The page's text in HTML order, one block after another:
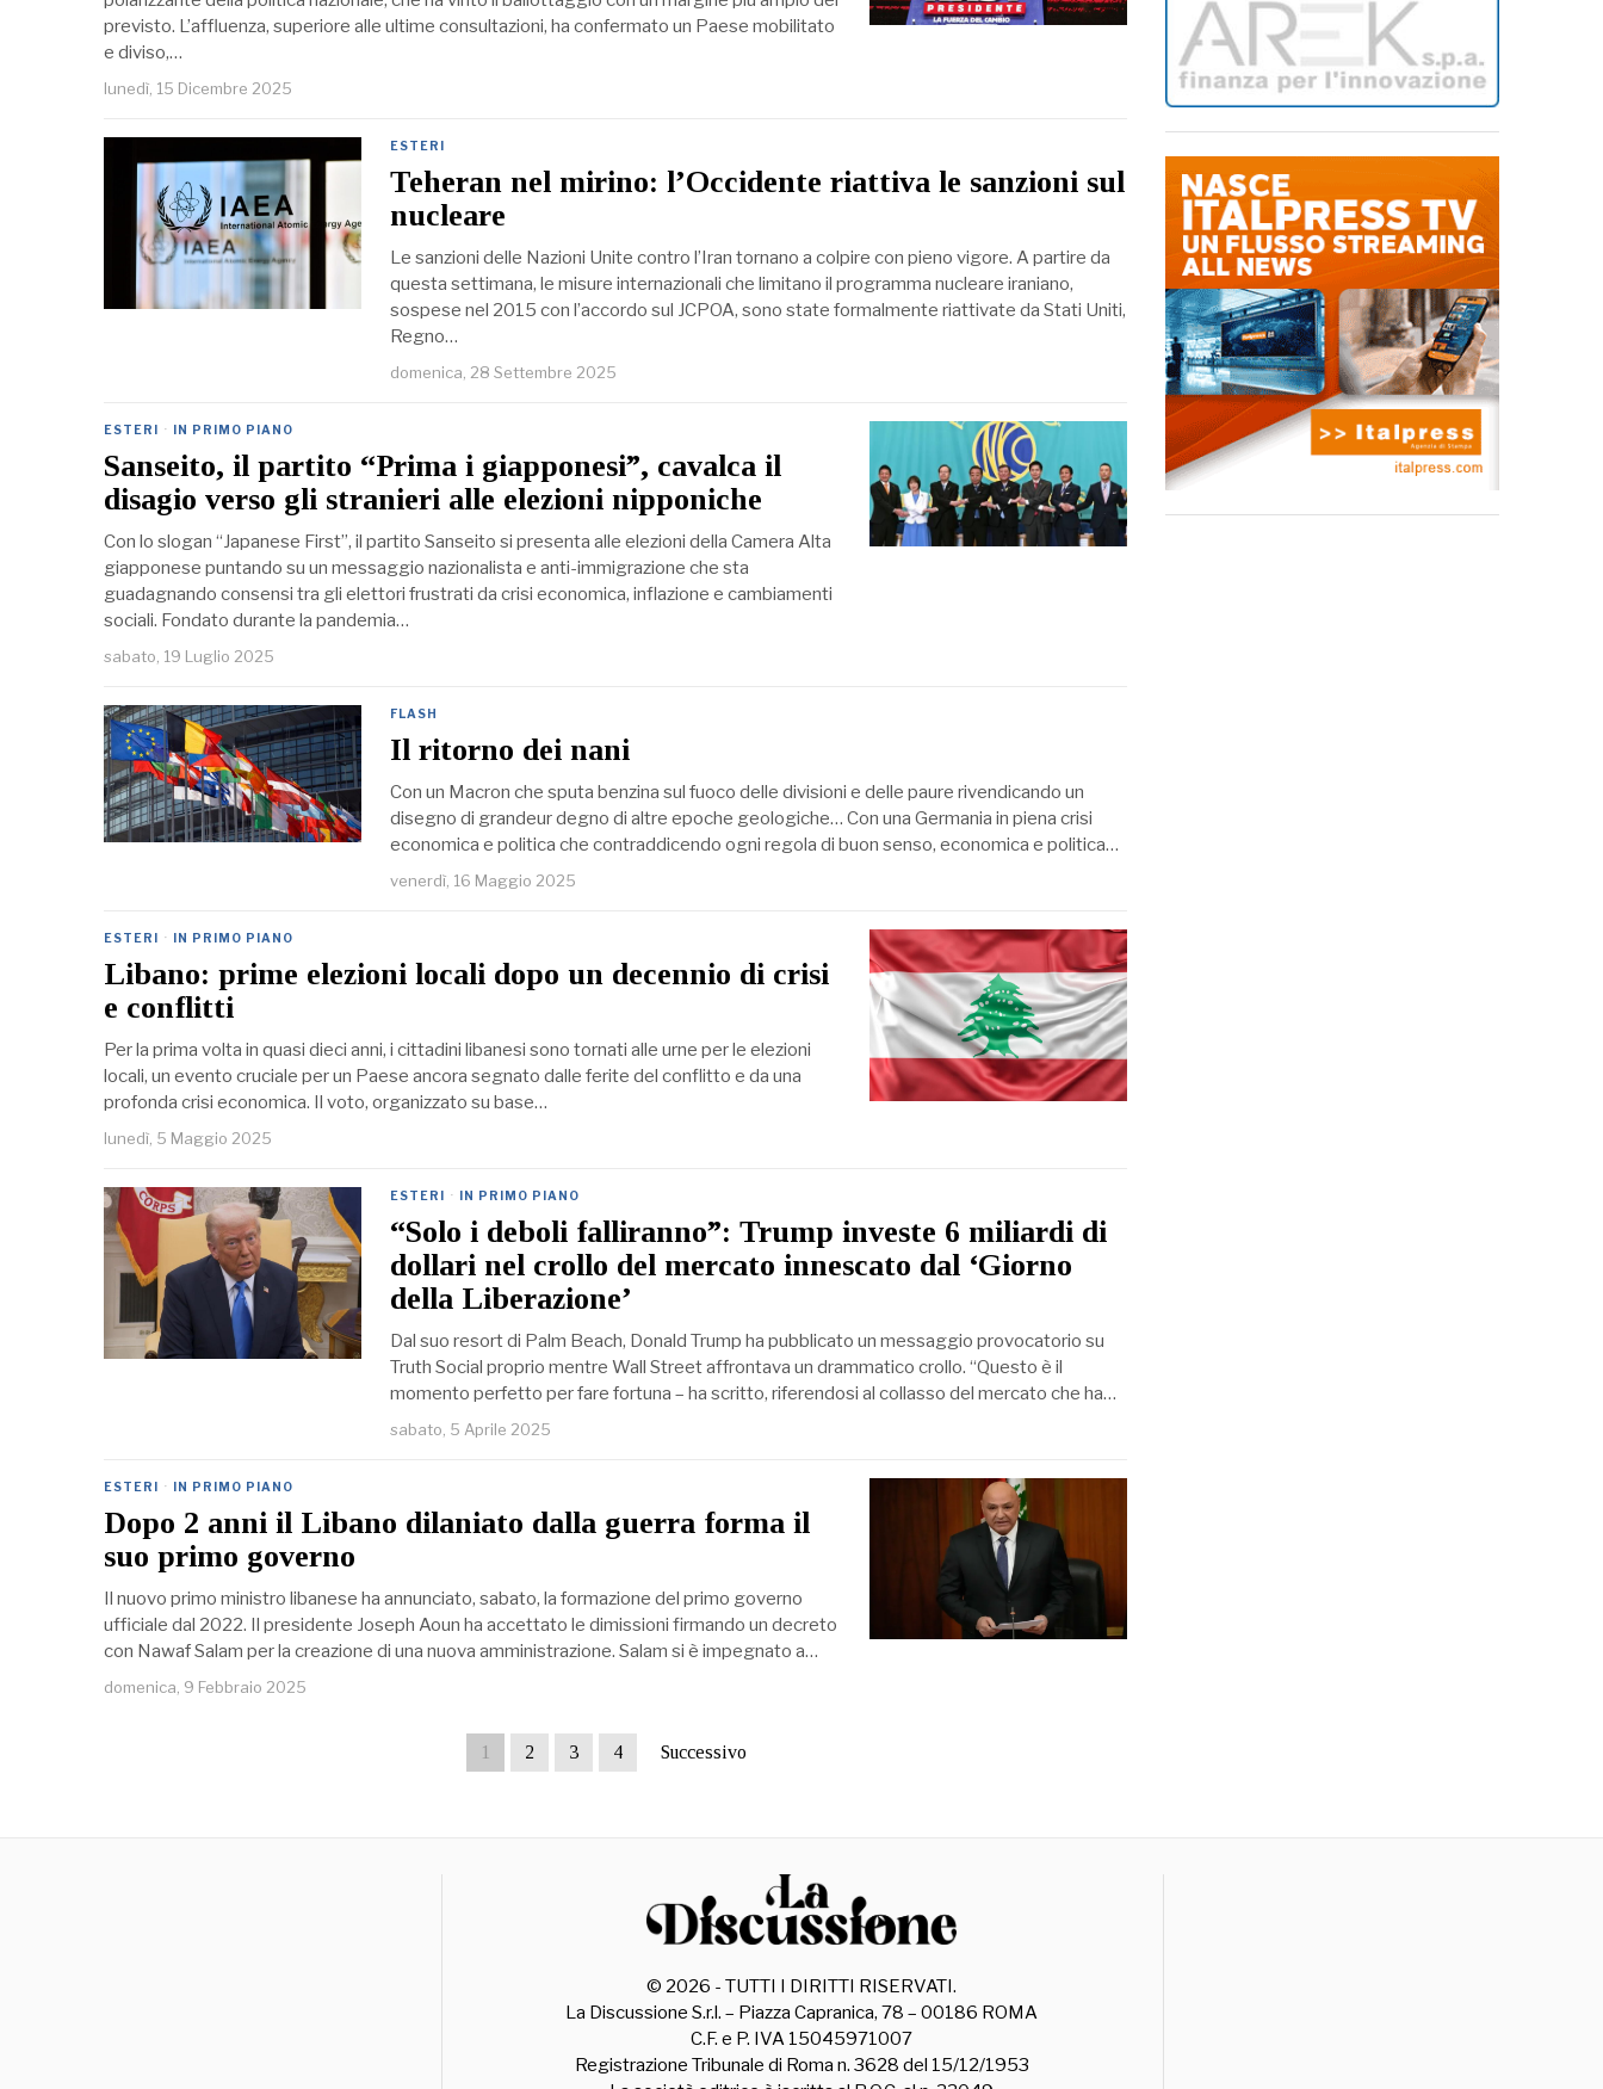
previsto. L’affluenza, superiore alle ultime consultazioni, ha confermato un Paese mobilitato
e diviso,…
lunedì, 15 Dicembre 2025
ESTERI
Teheran nel mirino: l’Occidente riattiva le sanzioni sul
nucleare
Le sanzioni delle Nazioni Unite contro l’Iran tornano a colpire con pieno vigore. A partire da
questa settimana, le misure internazionali che limitano il programma nucleare iraniano,
sospese nel 2015 con l’accordo sul JCPOA, sono state formalmente riattivate da Stati Uniti,
Regno…
domenica, 28 Settembre 2025
ESTERI · IN PRIMO PIANO
Sanseito, il partito “Prima i giapponesi”, cavalca il
disagio verso gli stranieri alle elezioni nipponiche
Con lo slogan “Japanese First”, il partito Sanseito si presenta alle elezioni della Camera Alta
giapponese puntando su un messaggio nazionalista e anti-immigrazione che sta
guadagnando consensi tra gli elettori frustrati da crisi economica, inflazione e cambiamenti
sociali. Fondato durante la pandemia…
sabato, 19 Luglio 2025
FLASH
Il ritorno dei nani
Con un Macron che sputa benzina sul fuoco delle divisioni e delle paure rivendicando un
disegno di grandeur degno di altre epoche geologiche… Con una Germania in piena crisi
economica e politica che contraddicendo ogni regola di buon senso, economica e politica…
venerdì, 16 Maggio 2025
ESTERI · IN PRIMO PIANO
Libano: prime elezioni locali dopo un decennio di crisi
e conflitti
Per la prima volta in quasi dieci anni, i cittadini libanesi sono tornati alle urne per le elezioni
locali, un evento cruciale per un Paese ancora segnato dalle ferite del conflitto e da una
profonda crisi economica. Il voto, organizzato su base…
lunedì, 5 Maggio 2025
ESTERI · IN PRIMO PIANO
“Solo i deboli falliranno”: Trump investe 6 miliardi di
dollari nel crollo del mercato innescato dal ‘Giorno
della Liberazione’
Dal suo resort di Palm Beach, Donald Trump ha pubblicato un messaggio provocatorio su
Truth Social proprio mentre Wall Street affrontava un drammatico crollo. “Questo è il
momento perfetto per fare fortuna – ha scritto, riferendosi al collasso del mercato che ha…
sabato, 5 Aprile 2025
ESTERI · IN PRIMO PIANO
Dopo 2 anni il Libano dilaniato dalla guerra forma il
suo primo governo
Il nuovo primo ministro libanese ha annunciato, sabato, la formazione del primo governo
ufficiale dal 2022. Il presidente Joseph Aoun ha accettato le dimissioni firmando un decreto
con Nawaf Salam per la creazione di una nuova amministrazione. Salam si è impegnato a…
domenica, 9 Febbraio 2025
1 2 3 4 Successivo
© 2026 - TUTTI I DIRITTI RISERVATI.
La Discussione S.r.l. – Piazza Capranica, 78 – 00186 ROMA
C.F. e P. IVA 15045971007
Registrazione Tribunale di Roma n. 3628 del 15/12/1953